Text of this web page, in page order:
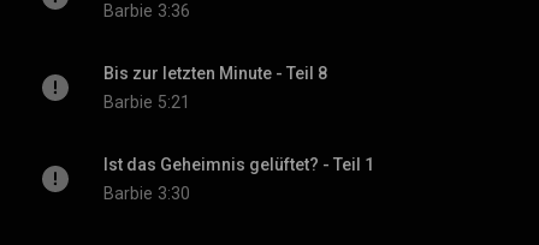
Barbie 3:36
Bis zur letzten Minute - Teil 8
Barbie 5:21
Ist das Geheimnis gelüftet? - Teil 1
Barbie 3:30